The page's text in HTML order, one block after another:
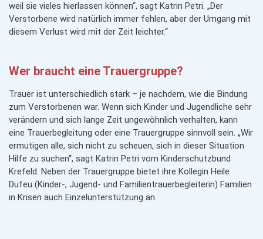
weil sie vieles hierlassen können“, sagt Katrin Petri. „Der
Verstorbene wird natürlich immer fehlen, aber der Umgang mit
diesem Verlust wird mit der Zeit leichter.“
Wer braucht eine Trauergruppe?
Trauer ist unterschiedlich stark – je nachdem, wie die Bindung
zum Verstorbenen war. Wenn sich Kinder und Jugendliche sehr
verändern und sich lange Zeit ungewöhnlich verhalten, kann
eine Trauerbegleitung oder eine Trauergruppe sinnvoll sein. „Wir
ermutigen alle, sich nicht zu scheuen, sich in dieser Situation
Hilfe zu suchen“, sagt Katrin Petri vom Kinderschutzbund
Krefeld. Neben der Trauergruppe bietet ihre Kollegin Heile
Dufeu (Kinder-, Jugend- und Familientrauerbegleiterin) Familien
in Krisen auch Einzelunterstützung an.